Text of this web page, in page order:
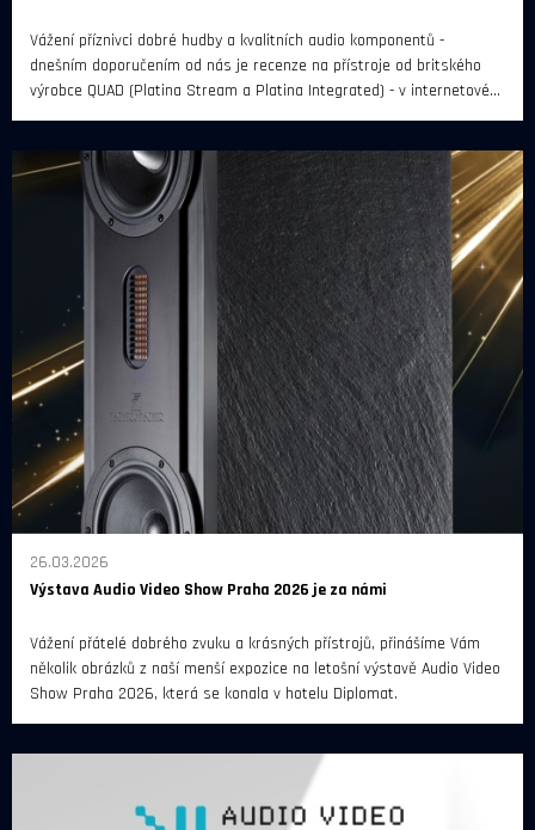
Vážení příznivci dobré hudby a kvalitních audio komponentů -
dnešním doporučením od nás je recenze na přístroje od britského
výrobce QUAD (Platina Stream a Platina Integrated) - v internetovém
magazínu Hifi Voice.
26.03.2026
Výstava Audio Video Show Praha 2026 je za námi
Vážení přátelé dobrého zvuku a krásných přístrojů, přinášíme Vám
několik obrázků z naší menší expozice na letošní výstavě Audio Video
Show Praha 2026, která se konala v hotelu Diplomat.